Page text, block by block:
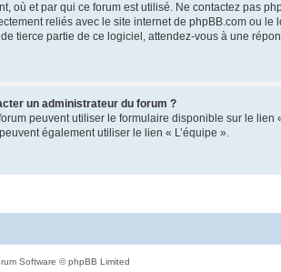
où et par qui ce forum est utilisé. Ne contactez pas
reliés avec le site internet de phpBB.com ou
tierce partie de ce logiciel, attendez-vous à une
un administrateur du forum ?
peuvent utiliser le formulaire disponible sur le
également utiliser le lien « L’équipe ».
Software © phpBB Limited